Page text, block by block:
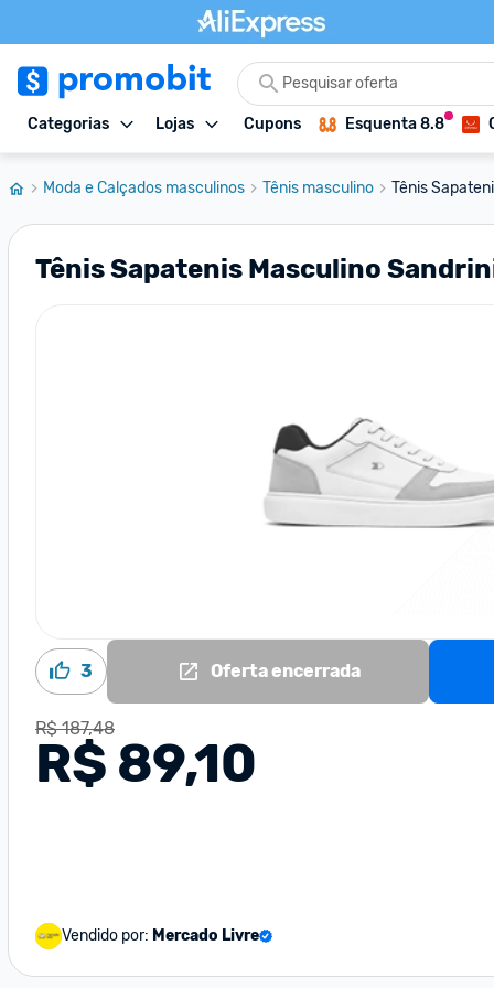
Categorias Lojas Cupons Esquenta 8.8
Moda e Calçados masculinos Tênis masculino Tênis
Tênis Sapatenis Masculino
3 Oferta encerrada
R$ 187,48
R$ 89,10
Vendido por: Mercado Livre